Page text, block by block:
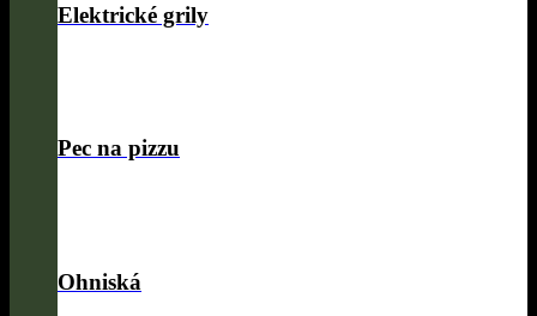
Elektrické grily
Pec na pizzu
Ohniská